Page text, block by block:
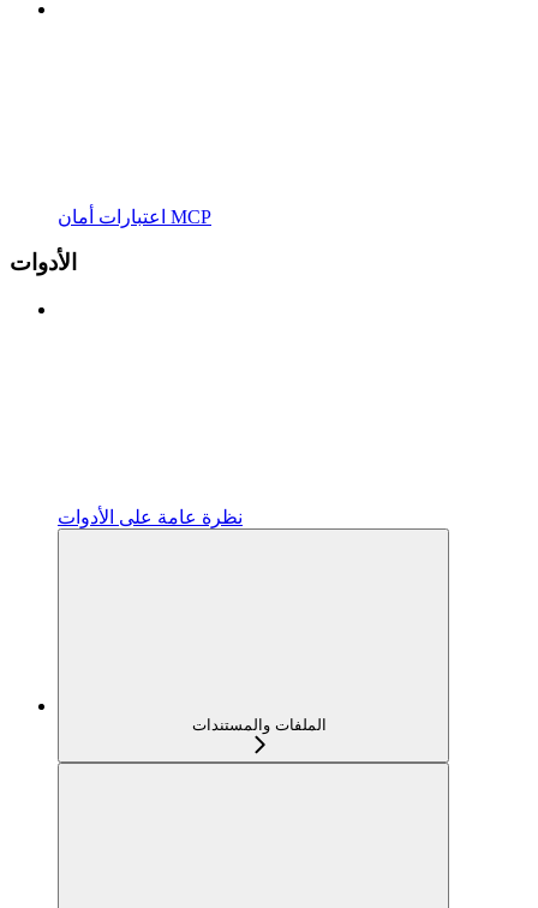
اعتبارات أمان MCP
الأدوات
نظرة عامة على الأدوات
الملفات والمستندات